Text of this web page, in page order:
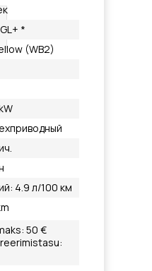
*
(WB2)
4.9 л/100 км
50 €